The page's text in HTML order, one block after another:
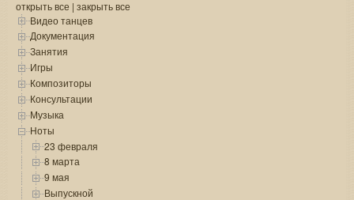
открыть все | закрыть все
Видео танцев
Документация
Занятия
Игры
Композиторы
Консультации
Музыка
Ноты
23 февраля
8 марта
9 мая
Выпускной